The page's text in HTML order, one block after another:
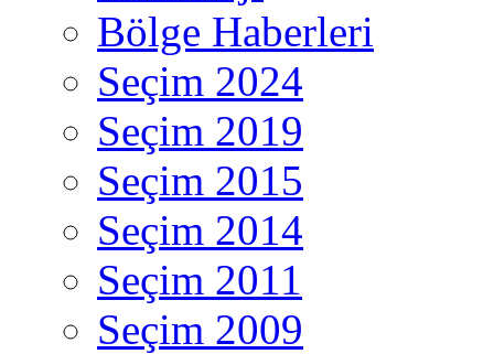
Bölge Haberleri
Seçim 2024
Seçim 2019
Seçim 2015
Seçim 2014
Seçim 2011
Seçim 2009